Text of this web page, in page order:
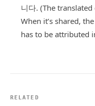
니다. (The
When it’s shared,
has to be attributed
RELATED